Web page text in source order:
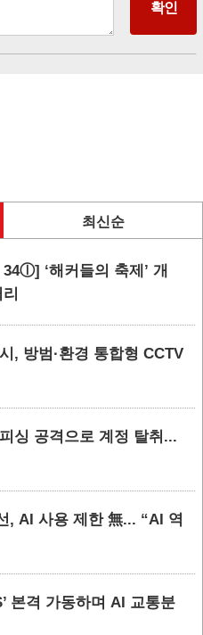
최신순
‘해커들의 축제’ 개
, 방범·환경 통합형 CCTV
싱 공격으로 계정 탈취...
, AI 사용 제한 無... “AI 역
본격 가동하며 AI 교통분